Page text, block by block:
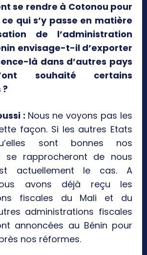
se rendre à Cotonou pour
qui s’y passe en matière
de l’administration
envisage-t-il d’exporter
là dans d’autres pays
souhaité certains
: Nous ne voyons pas les
façon. Si les autres Etats
sont bonnes nos
se rapprocheront de nous
actuellement le cas. A
avons déjà reçu les
fiscales du Mali et du
administrations fiscales
annoncées au Bénin pour
nos réformes.